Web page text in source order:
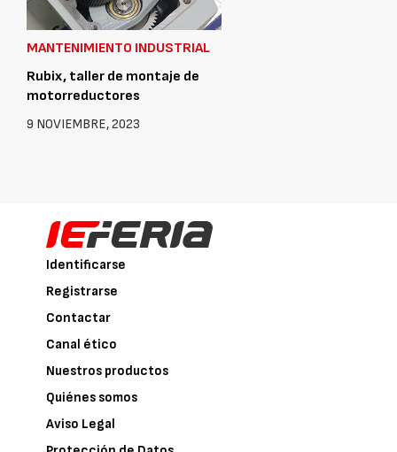
MANTENIMIENTO INDUSTRIAL
Rubix, taller de montaje de
motorreductores
9 NOVIEMBRE, 2023
Identificarse
Registrarse
Contactar
Canal ético
Nuestros productos
Quiénes somos
Aviso Legal